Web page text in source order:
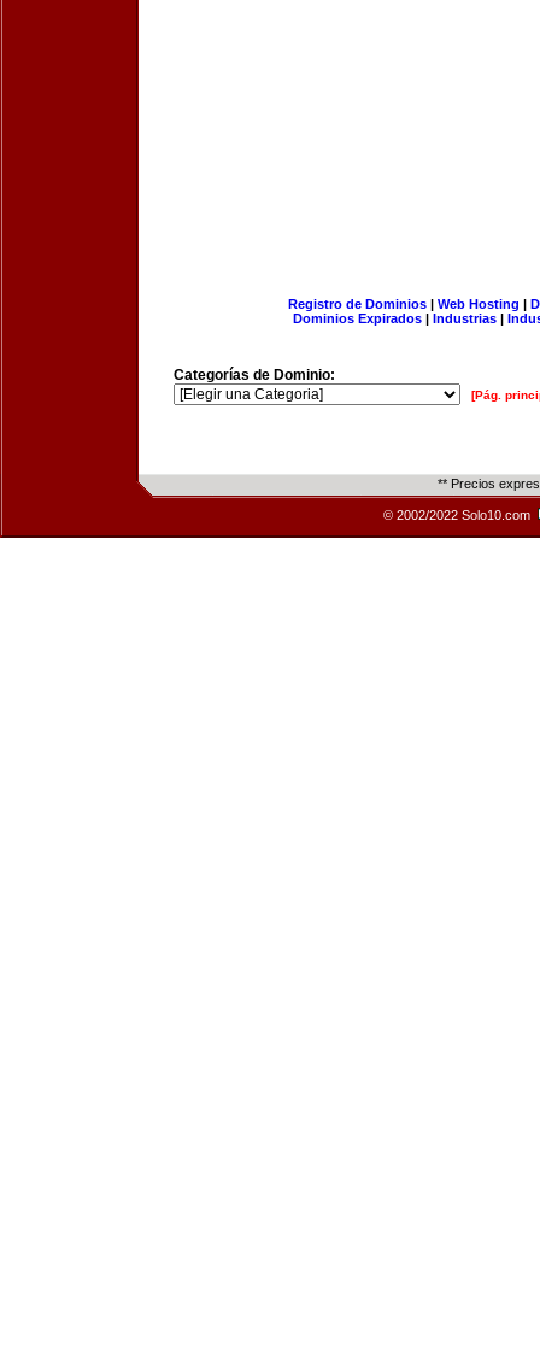
Registro de Dominios| Web Hosting |
Dominios Expirados | Industrias |
Categorías de Dominio:
[Pág.
** Precios
© 2002/2022 Solo10.com